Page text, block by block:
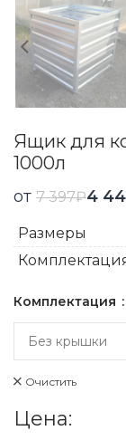
Ящик для
1000л
от 7 397₽4
Размеры
Комплектация
Очистить
Цена: